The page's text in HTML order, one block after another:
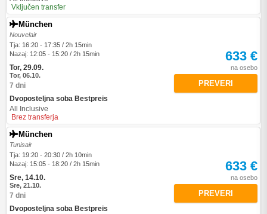
Vključen transfer
München
Nouvelair
Tja: 16:20 - 17:35 / 2h 15min
Nazaj: 12:05 - 15:20 / 2h 15min
Tor, 29.09.
Tor, 06.10.
7 dni
Dvoposteljna soba Bestpreis
All Inclusive
Brez transferja
633 €
na osebo
PREVERI
München
Tunisair
Tja: 19:20 - 20:30 / 2h 10min
Nazaj: 15:05 - 18:20 / 2h 15min
Sre, 14.10.
Sre, 21.10.
7 dni
Dvoposteljna soba Bestpreis
633 €
na osebo
PREVERI